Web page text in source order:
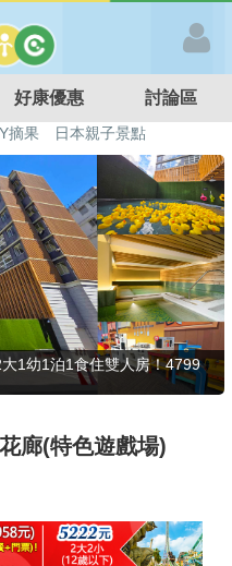
好康優惠 討論區
摘果
日本親子景點
餐廳 溫泉泡湯SPA
1幼1泊1食住雙人房！4799
廊(特色遊戲場)